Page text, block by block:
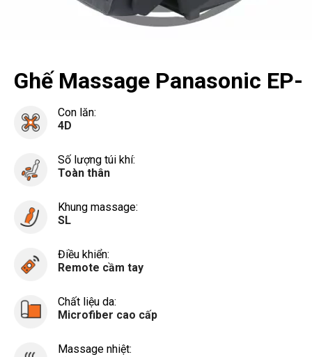
Ghế Massage Panasonic EP-
MA73Con lăn:
4D
Số lượng túi khí:
Toàn thân
Khung massage:
SL
Điều khiển:
Remote cầm tay
Chất liệu da:
Microfiber cao cấp
Massage nhiệt: